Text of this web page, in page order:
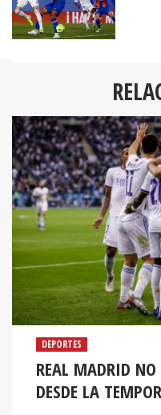
DEPORTES
REAL MADRID NO
DESDE LA